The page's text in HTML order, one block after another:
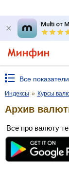
Multi от
Все показатели
Индексы » Курсы
Архив
Все про валюту